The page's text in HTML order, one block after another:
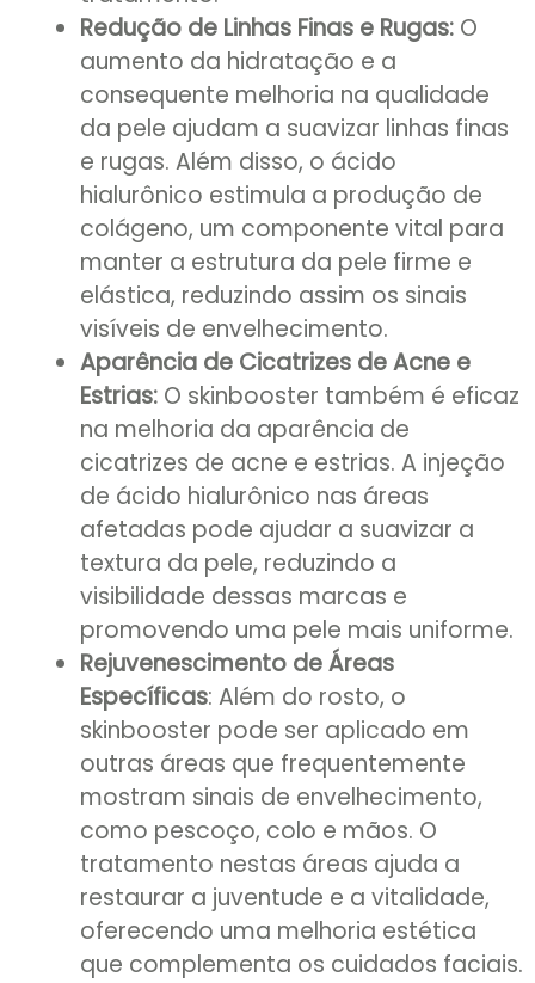
Redução de Linhas Finas e Rugas: O
aumento da hidratação e a
consequente melhoria na qualidade
da pele ajudam a suavizar linhas finas
e rugas. Além disso, o ácido
hialurônico estimula a produção de
colágeno, um componente vital para
manter a estrutura da pele firme e
elástica, reduzindo assim os sinais
visíveis de envelhecimento.
Aparência de Cicatrizes de Acne e
Estrias: O skinbooster também é eficaz
na melhoria da aparência de
cicatrizes de acne e estrias. A injeção
de ácido hialurônico nas áreas
afetadas pode ajudar a suavizar a
textura da pele, reduzindo a
visibilidade dessas marcas e
promovendo uma pele mais uniforme.
Rejuvenescimento de Áreas
Específicas: Além do rosto, o
skinbooster pode ser aplicado em
outras áreas que frequentemente
mostram sinais de envelhecimento,
como pescoço, colo e mãos. O
tratamento nestas áreas ajuda a
restaurar a juventude e a vitalidade,
oferecendo uma melhoria estética
que complementa os cuidados faciais.